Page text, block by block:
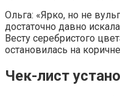
Ольга: «Ярко, но не
достаточно давно
Весту серебристого
остановилась на
Чек-лист